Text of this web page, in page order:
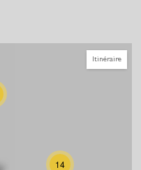
Itinéraire
14